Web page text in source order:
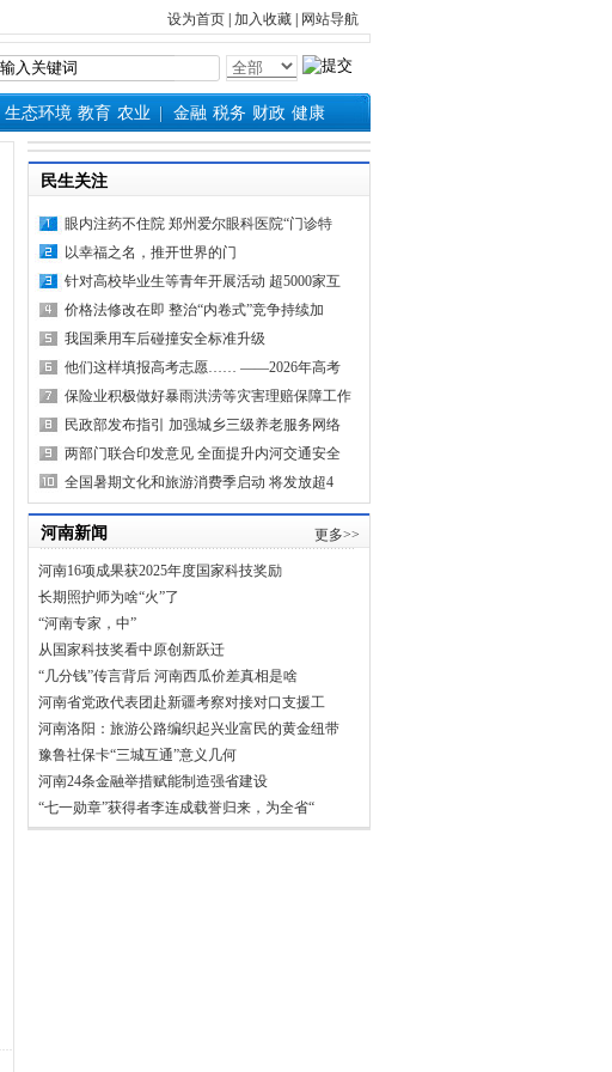
设为首页 加入收藏 网站导航
生态环境 教育 农业 金融 税务 财政 健康
民生关注
眼内注药不住院 郑州爱尔眼科医院“门诊特
以幸福之名，推开世界的门
针对高校毕业生等青年开展活动 超5000家互
价格法修改在即 整治“内卷式”竞争持续加
我国乘用车后碰撞安全标准升级
他们这样填报高考志愿…… ——2026年高考
保险业积极做好暴雨洪涝等灾害理赔保障工作
民政部发布指引 加强城乡三级养老服务网络
两部门联合印发意见 全面提升内河交通安全
全国暑期文化和旅游消费季启动 将发放超4
河南新闻 更多>>
河南16项成果获2025年度国家科技奖励
长期照护师为啥“火”了
“河南专家，中”
从国家科技奖看中原创新跃迁
“几分钱”传言背后 河南西瓜价差真相是啥
河南省党政代表团赴新疆考察对接对口支援工
河南洛阳：旅游公路编织起兴业富民的黄金纽带
豫鲁社保卡“三城互通”意义几何
河南24条金融举措赋能制造强省建设
“七一勋章”获得者李连成载誉归来，为全省“